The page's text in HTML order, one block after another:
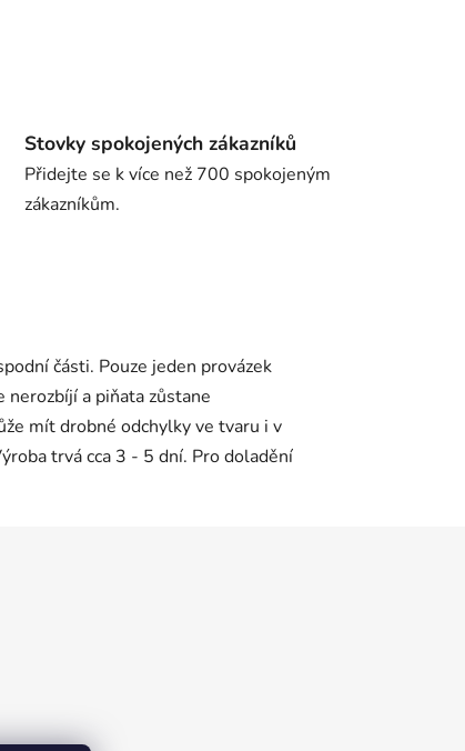
Stovky spokojených zákazníků
Přidejte se k více než 700 spokojeným
zákazníkům.
části. Pouze jeden provázek
a piňata zůstane
mít drobné odchylky ve tvaru i v
trvá cca 3 - 5 dní. Pro doladění